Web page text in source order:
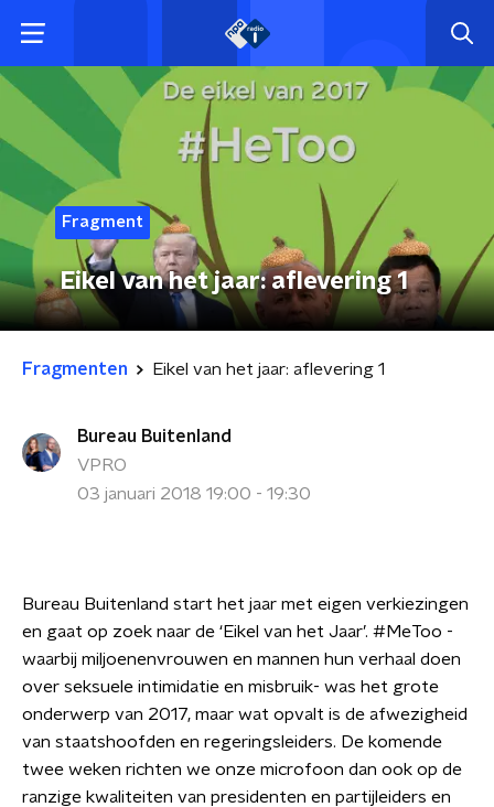
Fragment
Eikel van het jaar: aflevering 1
Fragmenten Eikel van het jaar: aflevering 1
Bureau Buitenland
VPRO
03 januari 2018 19:00 - 19:30
Bureau Buitenland start het jaar met eigen verkiezingen
en gaat op zoek naar de ‘Eikel van het Jaar’. #MeToo -
waarbij miljoenenvrouwen en mannen hun verhaal doen
over seksuele intimidatie en misbruik- was het grote
onderwerp van 2017, maar wat opvalt is de afwezigheid
van staatshoofden en regeringsleiders. De komende
twee weken richten we onze microfoon dan ook op de
ranzige kwaliteiten van presidenten en partijleiders en